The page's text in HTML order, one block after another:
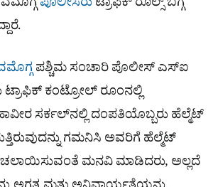
ಪೊಲೀಸರು ಟ್ರಾಫಿಕ್​ ರೂಲ್ಸ್​ ಬಗ್ಗೆ
ಪಶ್ಚಿಮ ಸಂಚಾರಿ ಪೊಲೀಸ್​ ಎಸ್​ಐ
ಕಂಟ್ರೋಲ್​ ರೂಂನಲ್ಲಿ
ಸರ್ಕಲ್​ನಲ್ಲಿ ದಂಪತಿಯೊಬ್ಬರು ಹೆಲ್ಮೆಟ್
ಗಮನಿಸಿ ಅವರಿಗೆ ಹೆಲ್ಮೆಟ್
ಚಲಾಯಿಸುವಂತೆ ಮನವಿ ಮಾಡಿದರು, ಅಲ್ಲದೆ